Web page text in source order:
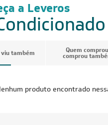
a Leveros
também Quem
comprou
produto encontrado